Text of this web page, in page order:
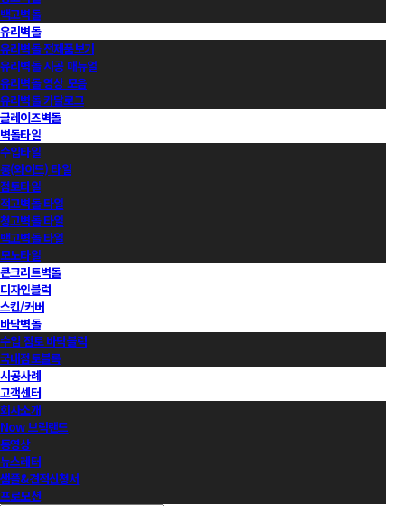
백고벽돌
유리벽돌
유리벽돌 전제품보기
유리벽돌 시공 매뉴얼
유리벽돌 영상 모음
유리벽돌 카달로그
글레이즈벽돌
벽돌타일
수입타일
롱(와이드) 타일
점토타일
적고벽돌 타일
청고벽돌 타일
백고벽돌 타일
모노타일
콘크리트벽돌
디자인블럭
스킨/커버
바닥벽돌
수입 점토 바닥블럭
국내점토블록
시공사례
고객센터
회사소개
Now 브릭랜드
동영상
뉴스레터
샘플&견적신청서
프로모션